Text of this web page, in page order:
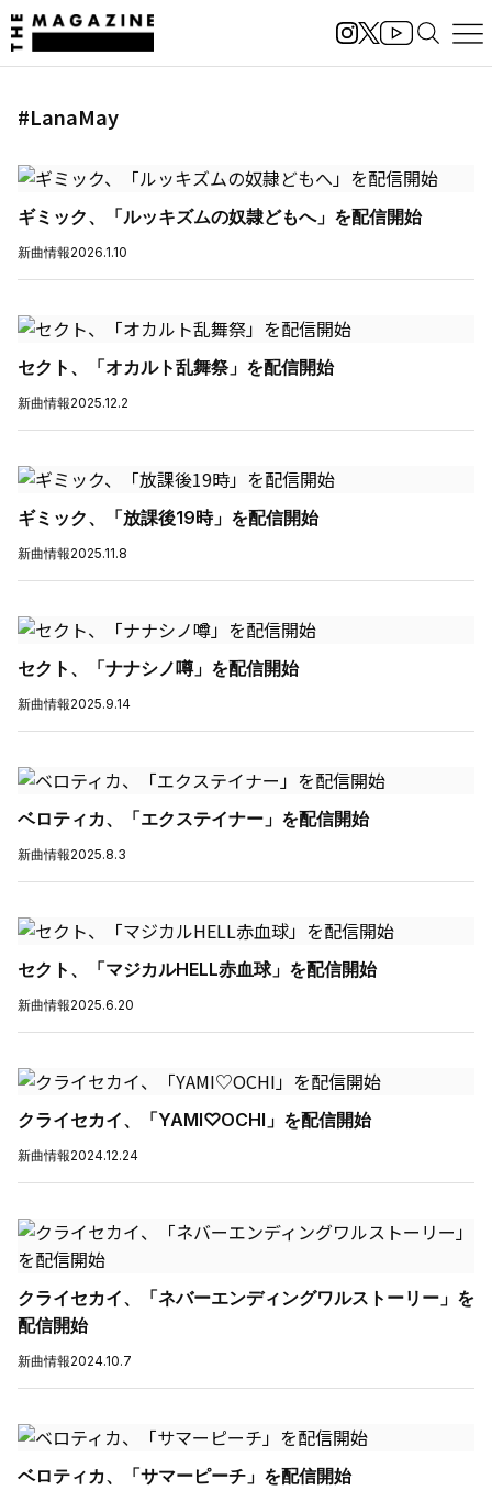
#LanaMay
ギミック、「ルッキズムの奴隷どもへ」を配信開始
新曲情報2026.1.10
セクト、「オカルト乱舞祭」を配信開始
新曲情報2025.12.2
ギミック、「放課後19時」を配信開始
新曲情報2025.11.8
セクト、「ナナシノ噂」を配信開始
新曲情報2025.9.14
ベロティカ、「エクステイナー」を配信開始
新曲情報2025.8.3
セクト、「マジカルHELL赤血球」を配信開始
新曲情報2025.6.20
クライセカイ、「YAMI♡OCHI」を配信開始
新曲情報2024.12.24
クライセカイ、「ネバーエンディングワルストーリー」を
配信開始
新曲情報2024.10.7
ベロティカ、「サマーピーチ」を配信開始